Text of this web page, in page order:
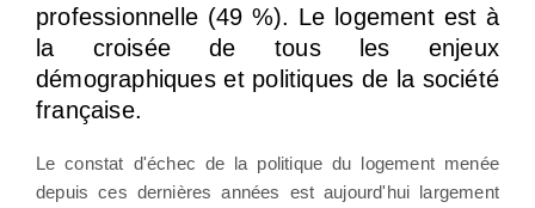
professionnelle (49 %). Le logement est à
la croisée de tous les enjeux
démographiques et politiques de la société
française.
Le constat d'échec de la politique du logement menée
depuis ces dernières années est aujourd'hui largement